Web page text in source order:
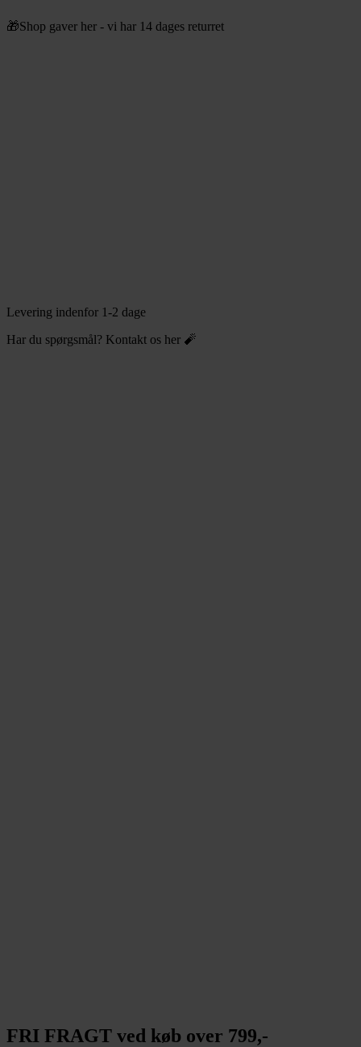
til
🎁Shop gaver her - vi har 14 dages returret
Levering indenfor 1-2 dage
Har du spørgsmål? Kontakt os her 🧨
FRI FRAGT ved køb over 799,-